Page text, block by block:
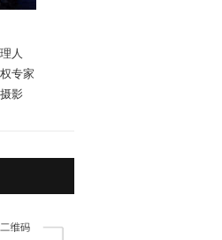
人
专家
影